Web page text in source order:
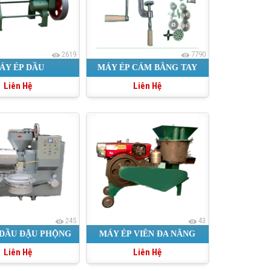
2619
ÉP DẦU
Liên Hệ
7790
MÁY ÉP CÁM BẰNG TAY
CHO CHIM
Liên Hệ
245
ĐẬU PHỘNG
Liên Hệ
43
MÁY ÉP VIÊN ĐA NĂNG
Liên Hệ